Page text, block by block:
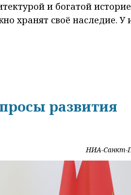
и богатой
хранят своё наследие. У
развития
НИА-Санкт-